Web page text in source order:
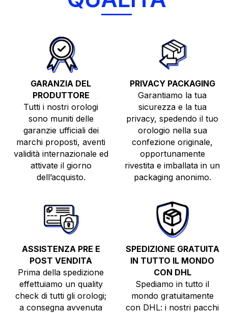
TUTTI GLI OROLOGI
NUOVI
USATI
TOP BRANDS
GARANZIA DEL
PRODUTTORE
Tutti i nostri orologi
sono muniti delle
garanzie ufficiali dei
marchi proposti, aventi
validità internazionale ed
attivate il giorno
dell’acquisto.
PRIVACY PACKAGING
Garantiamo la tua
sicurezza e la tua
privacy, spedendo il tuo
orologio nella sua
confezione originale,
opportunamente
rivestita e imballata in un
packaging anonimo.
ASSISTENZA PRE E
POST VENDITA
Prima della spedizione
effettuiamo un quality
check di tutti gli orologi;
a consegna avvenuta
SPEDIZIONE GRATUITA
IN TUTTO IL MONDO
CON DHL
Spediamo in tutto il
mondo gratuitamente
con DHL: i nostri pacchi